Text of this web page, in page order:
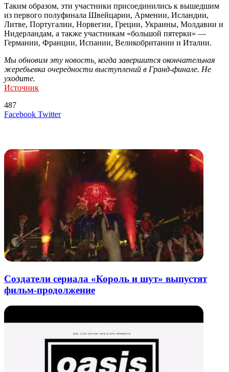
Таким образом, эти участники присоединились к вышедшим
из первого полуфинала Швейцарии, Армении, Исландии,
Литве, Португалии, Норвегии, Греции, Украины, Молдавии и
Нидерландам, а также участникам «большой пятерки» —
Германии, Франции, Испании, Великобритании и Италии.
Мы обновим эту новость, когда завершится окончательная
жеребьевка очередности выступлений в Гранд-финале. Не
уходите.
Источник
487
Facebook TwitterLinkedIn
Tumblr
Reddit
Вконтакте
Одноклассники
Skype
Messenger
Messenger
WhatsApp
Telegram
Viber
Line
Поделиться
Печатать
Создатели сериала «Король и шут» выпустят
фильм-продолжение